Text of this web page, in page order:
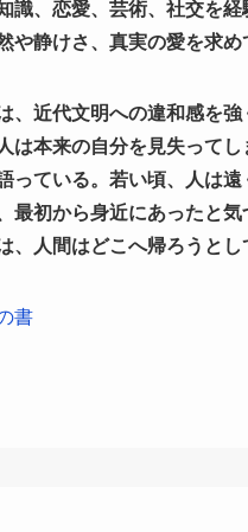
識、恋愛、芸術、社交を
や静けさ、真実の愛を求め
、近代文明への違和感を
は本来の自分を見失って
っている。若い頃、人は
最初から身近にあったと
、人間はどこへ帰ろうと
書